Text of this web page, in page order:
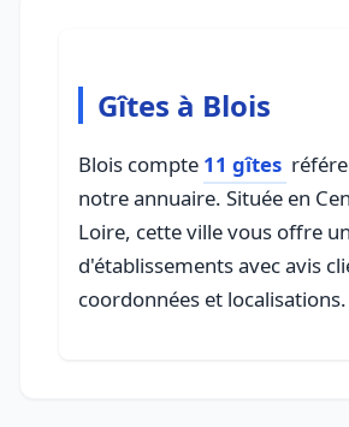
Gîtes à Blois
Blois compte 11 gîtes
notre annuaire. Située en
Loire, cette ville vous offre
d'établissements avec avis
coordonnées et localisations.